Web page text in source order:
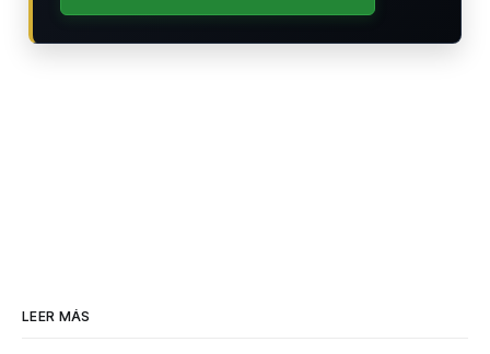
LEER MÁS